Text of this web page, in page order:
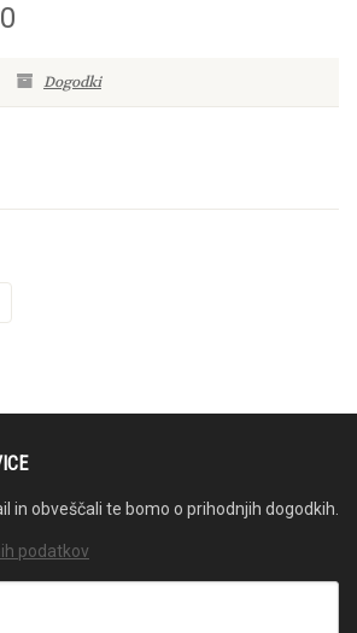
Dogodki
in obveščali te bomo o prihodnjih dogodkih.
podatkov